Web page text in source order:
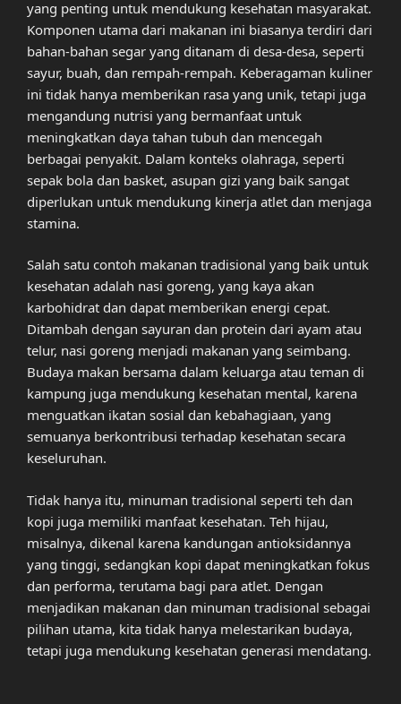
yang penting untuk mendukung kesehatan masyarakat.
Komponen utama dari makanan ini biasanya terdiri dari
bahan-bahan segar yang ditanam di desa-desa, seperti
sayur, buah, dan rempah-rempah. Keberagaman kuliner
ini tidak hanya memberikan rasa yang unik, tetapi juga
mengandung nutrisi yang bermanfaat untuk
meningkatkan daya tahan tubuh dan mencegah
berbagai penyakit. Dalam konteks olahraga, seperti
sepak bola dan basket, asupan gizi yang baik sangat
diperlukan untuk mendukung kinerja atlet dan menjaga
stamina.
Salah satu contoh makanan tradisional yang baik untuk
kesehatan adalah nasi goreng, yang kaya akan
karbohidrat dan dapat memberikan energi cepat.
Ditambah dengan sayuran dan protein dari ayam atau
telur, nasi goreng menjadi makanan yang seimbang.
Budaya makan bersama dalam keluarga atau teman di
kampung juga mendukung kesehatan mental, karena
menguatkan ikatan sosial dan kebahagiaan, yang
semuanya berkontribusi terhadap kesehatan secara
keseluruhan.
Tidak hanya itu, minuman tradisional seperti teh dan
kopi juga memiliki manfaat kesehatan. Teh hijau,
misalnya, dikenal karena kandungan antioksidannya
yang tinggi, sedangkan kopi dapat meningkatkan fokus
dan performa, terutama bagi para atlet. Dengan
menjadikan makanan dan minuman tradisional sebagai
pilihan utama, kita tidak hanya melestarikan budaya,
tetapi juga mendukung kesehatan generasi mendatang.